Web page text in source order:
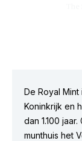
De Royal
Koninkrijk en
dan 1.100
munthuis het